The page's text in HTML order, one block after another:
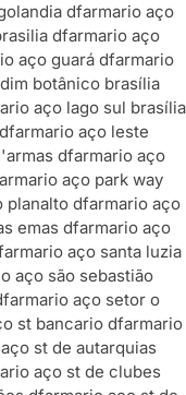
dfarmario aço
dfarmario aço
aço guará dfarmario
botânico brasília
aço lago sul brasília
armario aço leste
dfarmario aço
armario aço park way
planalto dfarmario aço
emas dfarmario aço
armario aço santa luzia
aço são sebastião
armario aço setor o
st bancario dfarmario
st de autarquias
aço st de clubes